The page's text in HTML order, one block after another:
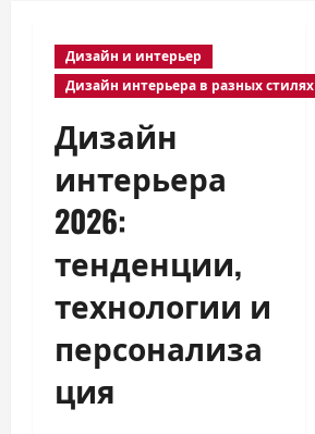
Дизайн и интерьер
Дизайн интерьера в разных стилях
Дизайн
интерьера
2026:
тенденции,
технологии и
персонализа
ция